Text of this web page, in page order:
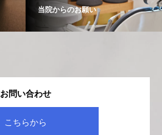
当院からのお願い
お問い合わせ
こちらから